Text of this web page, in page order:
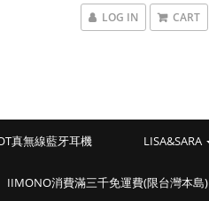
LOG IN CART
真無線藍牙耳機 LISA&SARA
IIMONO消費滿三千免運費(限台灣本島)